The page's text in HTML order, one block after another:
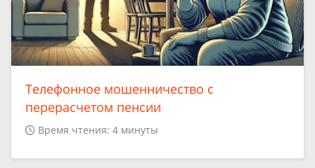
Телефонное мошенничество с
перерасчетом пенсии
Время чтения: 4 минуты